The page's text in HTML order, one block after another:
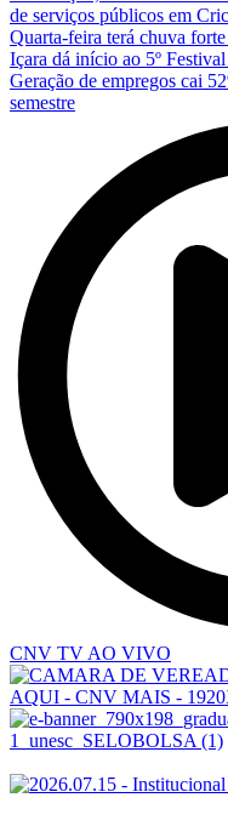
de serviços públicos em
Quarta-feira terá chuva
Içara dá início ao 5º
Geração de empregos cai
semestre
CNV TV AO VIVO